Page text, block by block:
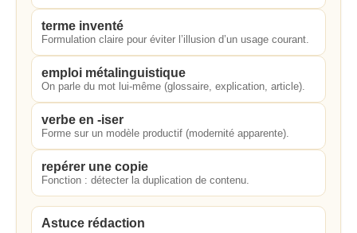
terme inventé
Formulation claire pour éviter l’illusion d’un usage courant.
emploi métalinguistique
On parle du mot lui-même (glossaire, explication, article).
verbe en -iser
Forme sur un modèle productif (modernité apparente).
repérer une copie
Fonction : détecter la duplication de contenu.
Astuce rédaction